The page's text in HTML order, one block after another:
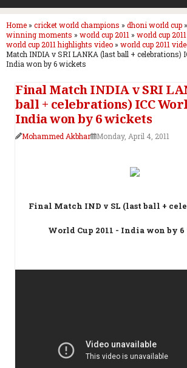
Home» cricket world champions » dhoni world cup»
winning moments » world cup 2011 » world cup
world cup 2011 highlights video» world cup 2011
Match INDIA v SRI LANKA (last ball + celebrations)
India won by 6 wickets
Final Match INDIA v SRI
ball + celebrations) ICC
India won by 6 wickets
Mohammed Akbhar Monday, April 4, 2011
Final Match IND v SL (last ball +
World Cup 2011 - India won by